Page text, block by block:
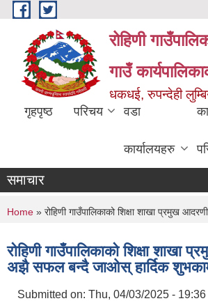
Skip to main content
रोहिणी
गाउँ
धकधई, रुपन्देही
गृहपृष्ठ परिचय वडा
कार्यालयहरु
समाचार
You are here
Home » रोहिणी गाउँपालिकाको शिक्षा शाखा प्रमुख
रोहिणी गाउँपालिकाको शिक्षा शाखा
अझै सफल बन्दै जाओस् हार्दिक
Submitted on: Thu, 04/03/2025 - 19:36